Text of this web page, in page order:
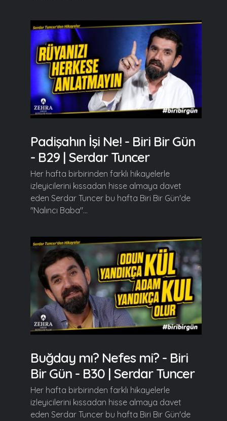
Padişahın İşi Ne! - Biri Bir Gün
- B29 | Serdar Tuncer
Her hafta birbirinden farklı hikayelerle
izleyicilerini kıssadan hisse almaya davet
eden Serdar Tuncer bu hafta Biri Bir Gün'de
"Nalıncı Baba"...
Buğday mı? Nefes mi? - Biri
Bir Gün - B30 | Serdar Tuncer
Her hafta birbirinden farklı hikayelerle
izleyicilerini kıssadan hisse almaya davet
eden Serdar Tuncer bu hafta Biri Bir Gün'de